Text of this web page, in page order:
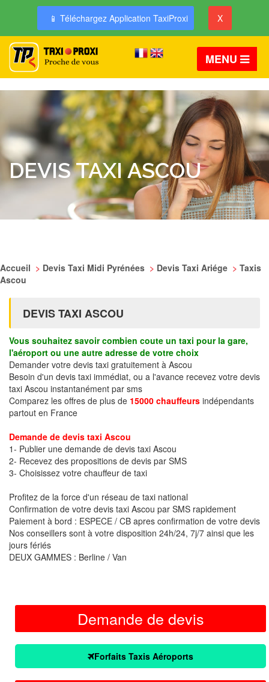
📱 Téléchargez Application TaxiProxi X
MENU
DEVIS TAXI ASCOU
Accueil > Devis Taxi Midi Pyrénées > Devis Taxi Ariége > Taxis
Ascou
DEVIS TAXI ASCOU
Vous souhaitez savoir combien coute un taxi pour la gare,
l'aéroport ou une autre adresse de votre choix
Demander votre devis taxi gratuitement à Ascou
Besoin d'un devis taxi immédiat, ou a l'avance recevez votre devis
taxi Ascou instantanément par sms
Comparez les offres de plus de 15000 chauffeurs indépendants
partout en France
Demande de devis taxi Ascou
1- Publier une demande de devis taxi Ascou
2- Recevez des propositions de devis par SMS
3- Choisissez votre chauffeur de taxi
Profitez de la force d'un réseau de taxi national
Confirmation de votre devis taxi Ascou par SMS rapidement
Paiement à bord : ESPECE / CB apres confirmation de votre devis
Nos conseillers sont à votre disposition 24h/24, 7j/7 ainsi que les
jours fériés
DEUX GAMMES : Berline / Van
Demande de devis
Forfaits Taxis Aéroports